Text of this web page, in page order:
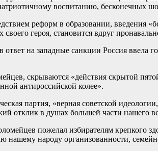
воспитанию, бесконечных
реформ в образовании, введения
своего героя, становится вдруг
на западные санкции Россия
скрываются «действия скрытой
антироссийской колее».
партия, «верная советской
отклик в душах большей части нашего
пожелал избирателям крепкого
нашему народу организованности,